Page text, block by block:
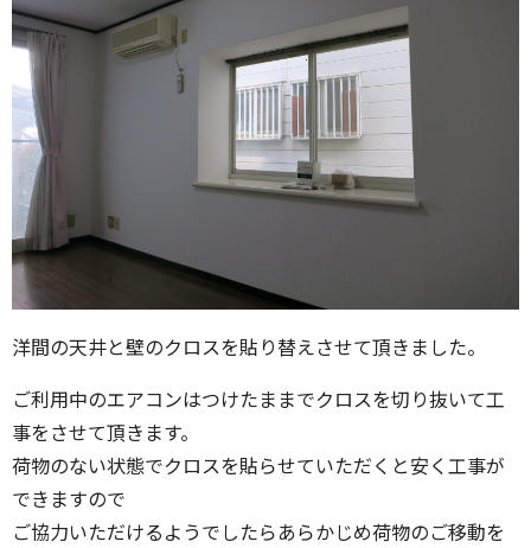
洋間の天井と壁のクロスを貼り替えさせて頂きました。
ご利用中のエアコンはつけたままでクロスを切り抜いて工
事をさせて頂きます。
荷物のない状態でクロスを貼らせていただくと安く工事が
できますので
ご協力いただけるようでしたらあらかじめ荷物のご移動を